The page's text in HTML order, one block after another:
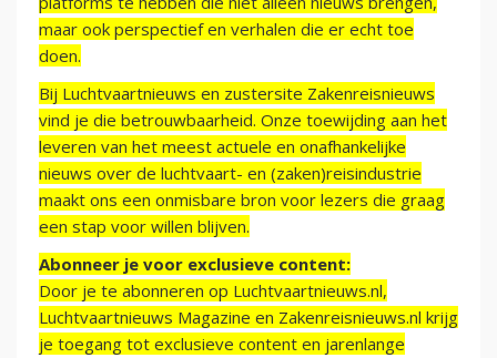
maar ook perspectief en verhalen die er echt toe
doen.
Bij Luchtvaartnieuws en zustersite Zakenreisnieuws
vind je die betrouwbaarheid. Onze toewijding aan het
leveren van het meest actuele en onafhankelijke
nieuws over de luchtvaart- en (zaken)reisindustrie
maakt ons een onmisbare bron voor lezers die graag
een stap voor willen blijven.
Abonneer je voor exclusieve content:
Door je te abonneren op Luchtvaartnieuws.nl,
Luchtvaartnieuws Magazine en Zakenreisnieuws.nl krijg
je toegang tot exclusieve content en jarenlange